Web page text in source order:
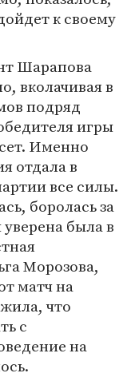
к своему
Шарапова
вколачивая в
подряд
игры
Именно
отдала в
все силы.
боролась за
была в
Морозова,
матч на
что
с
на